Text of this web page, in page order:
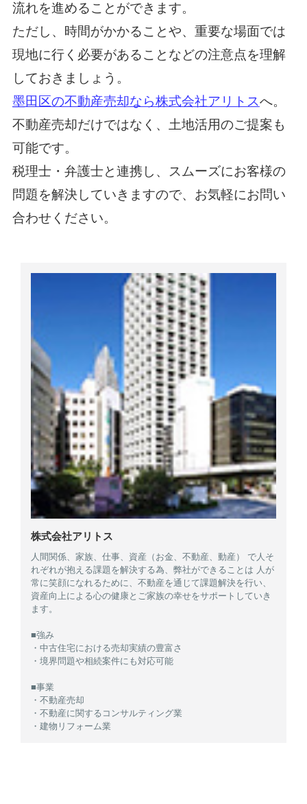
流れを進めることができます。
ただし、時間がかかることや、重要な場面では
現地に行く必要があることなどの注意点を理解
しておきましょう。
墨田区の不動産売却なら株式会社アリトスへ。
不動産売却だけではなく、土地活用のご提案も
可能です。
税理士・弁護士と連携し、スムーズにお客様の
問題を解決していきますので、お気軽にお問い
合わせください。
株式会社アリトス
人間関係、家族、仕事、資産（お金、不動産、動産） で人そ
れぞれが抱える課題を解決する為、弊社ができることは 人が
常に笑顔になれるために、不動産を通じて課題解決を行い、
資産向上による心の健康とご家族の幸せをサポートしていき
ます。
■強み
・中古住宅における売却実績の豊富さ
・境界問題や相続案件にも対応可能
■事業
・不動産売却
・不動産に関するコンサルティング業
・建物リフォーム業